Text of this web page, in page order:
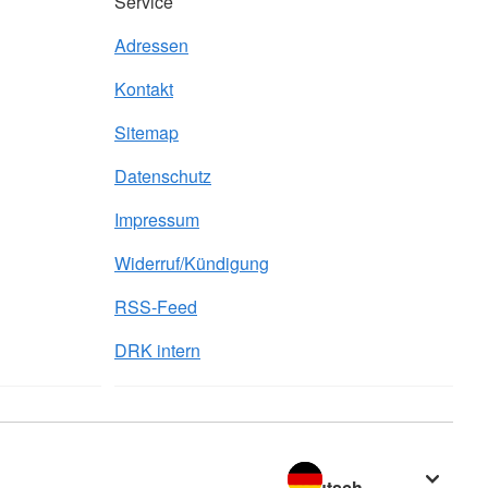
Adressen
Kontakt
Sitemap
Datenschutz
Impressum
Widerruf/Kündigung
RSS-Feed
DRK intern
Sprache wechseln zu